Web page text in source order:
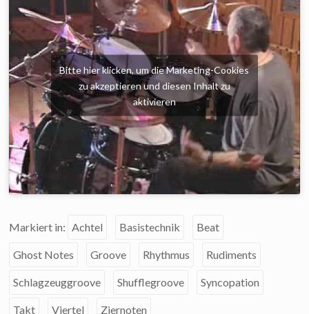
Bitte hier klicken, um die Marketing-Cookies
zu akzeptieren und diesen Inhalt zu
aktivieren
Markiert in: Achtel Basistechnik Beat
Ghost Notes Groove Rhythmus Rudiments
Schlagzeuggroove Shufflegroove Syncopation
Takt Viertel Ziernoten